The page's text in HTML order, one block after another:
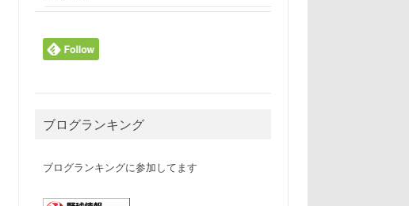
ブログランキング
ブログランキングに参加してます